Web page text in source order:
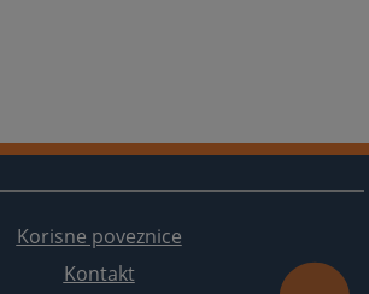
Korisne poveznice
Kontakt